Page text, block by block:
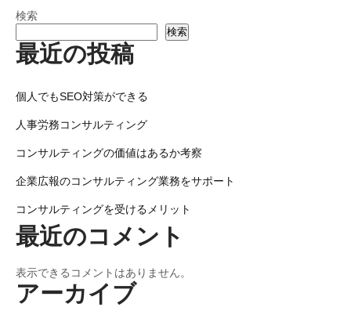
稿
ビ
ー
シ
ョ
ン
検索
検索
最近の投稿
個人でもSEO対策ができる
人事労務コンサルティング
コンサルティングの価値はあるか考察
企業広報のコンサルティング業務をサポート
コンサルティングを受けるメリット
最近のコメント
表示できるコメントはありません。
アーカイブ